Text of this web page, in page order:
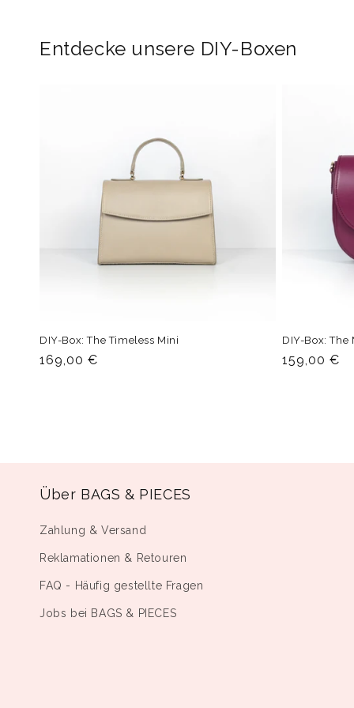
Entdecke unsere DIY-Boxen
DIY-Box: The Timeless Mini
Normaler
169,00 €
DIY-Box: The
Normaler
159,00 €
Über BAGS & PIECES
Zahlung & Versand
Reklamationen & Retouren
FAQ - Häufig gestellte Fragen
Jobs bei BAGS & PIECES